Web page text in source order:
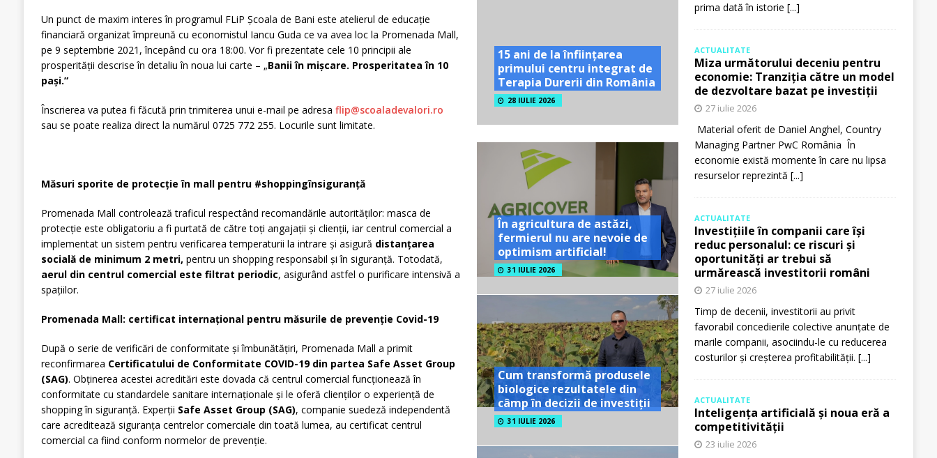
Un punct de maxim interes în programul FLiP Școala de Bani este atelierul de educație
financiară organizat împreună cu economistul Iancu Guda ce va avea loc la Promenada Mall,
pe 9 septembrie 2021, începând cu ora 18:00. Vor fi prezentate cele 10 principii ale
prosperității descrise în detaliu în noua lui carte – „Banii în mișcare. Prosperitatea în 10
pași.”
Înscrierea va putea fi făcută prin trimiterea unui e-mail pe adresa flip@scoaladevalori.ro
sau se poate realiza direct la numărul 0725 772 255. Locurile sunt limitate.
Măsuri sporite de protecție în mall pentru #shoppingînsiguranță
Promenada Mall controlează traficul respectând recomandările autorităților: masca de
protecție este obligatoriu a fi purtată de către toți angajații și clienții, iar centrul comercial a
implementat un sistem pentru verificarea temperaturii la intrare și asigură distanțarea
socială de minimum 2 metri, pentru un shopping responsabil și în siguranță. Totodată,
aerul din centrul comercial este filtrat periodic, asigurând astfel o purificare intensivă a
spațiilor.
Promenada Mall: certificat internațional pentru măsurile de prevenție Covid-19
După o serie de verificări de conformitate și îmbunătățiri, Promenada Mall a primit
reconfirmarea Certificatului de Conformitate COVID-19 din partea Safe Asset Group
(SAG). Obținerea acestei acreditări este dovada că centrul comercial funcționează în
conformitate cu standardele sanitare internaționale și le oferă clienților o experiență de
shopping în siguranță. Experții Safe Asset Group (SAG), companie suedeză independentă
care acreditează siguranța centrelor comerciale din toată lumea, au certificat centrul
comercial ca fiind conform normelor de prevenție.
15 ani de la înființarea
primului centru integrat de
Terapia Durerii din România
28 IULIE 2026
În agricultura de astăzi,
fermierul nu are nevoie de
optimism artificial!
31 IULIE 2026
Cum transformă produsele
biologice rezultatele din
câmp în decizii de investiții
31 IULIE 2026
prima dată în istorie [...]
ACTUALITATE
Miza următorului deceniu pentru
economie: Tranziția către un model
de dezvoltare bazat pe investiții
27 iulie 2026
Material oferit de Daniel Anghel, Country
Managing Partner PwC România În
economie există momente în care nu lipsa
resurselor reprezintă [...]
ACTUALITATE
Investițiile în companii care își
reduc personalul: ce riscuri și
oportunități ar trebui să
urmărească investitorii români
27 iulie 2026
Timp de decenii, investitorii au privit
favorabil concedierile colective anunțate de
marile companii, asociindu-le cu reducerea
costurilor și creșterea profitabilității. [...]
ACTUALITATE
Inteligența artificială și noua eră a
competitivității
23 iulie 2026